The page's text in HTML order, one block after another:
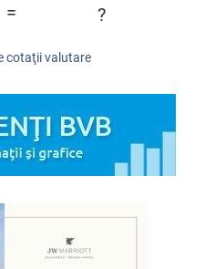
=
?
cotaţii valutare